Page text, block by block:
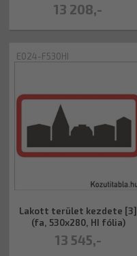
13 208,-
E024-F530HI
13 545,-
Lakott terület kezdete [3]
(fa, 530x280, HI fólia)